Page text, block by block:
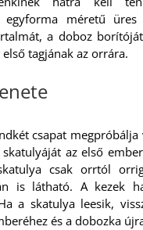
egyforma méretű üres
a doboz
tagjának az orrára.
csapat megpróbálja
az első
csak orrtól
is látható. A kezek
a skatulya leesik,
és a dobozka